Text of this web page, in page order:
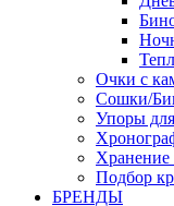
Очки с
Сошки/
Упоры
Хранение
Подбор
БРЕНДЫ